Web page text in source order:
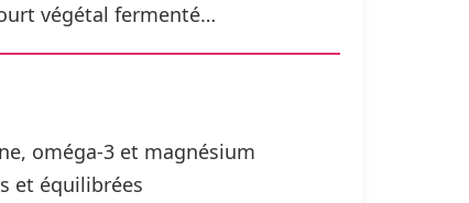
végétal fermenté…
oméga-3 et magnésium
et équilibrées